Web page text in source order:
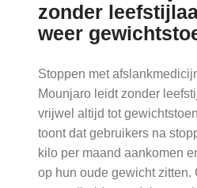
fors
gestegen'
op
zorggids
zonder
weer
Stoppen met
Mounjaro leidt zonder
vrijwel altijd tot
toont dat gebruikers na
kilo per maand aankomen
op hun oude gewicht zitten.